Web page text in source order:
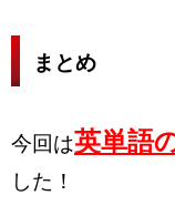
まとめ
今回は英単語
した！